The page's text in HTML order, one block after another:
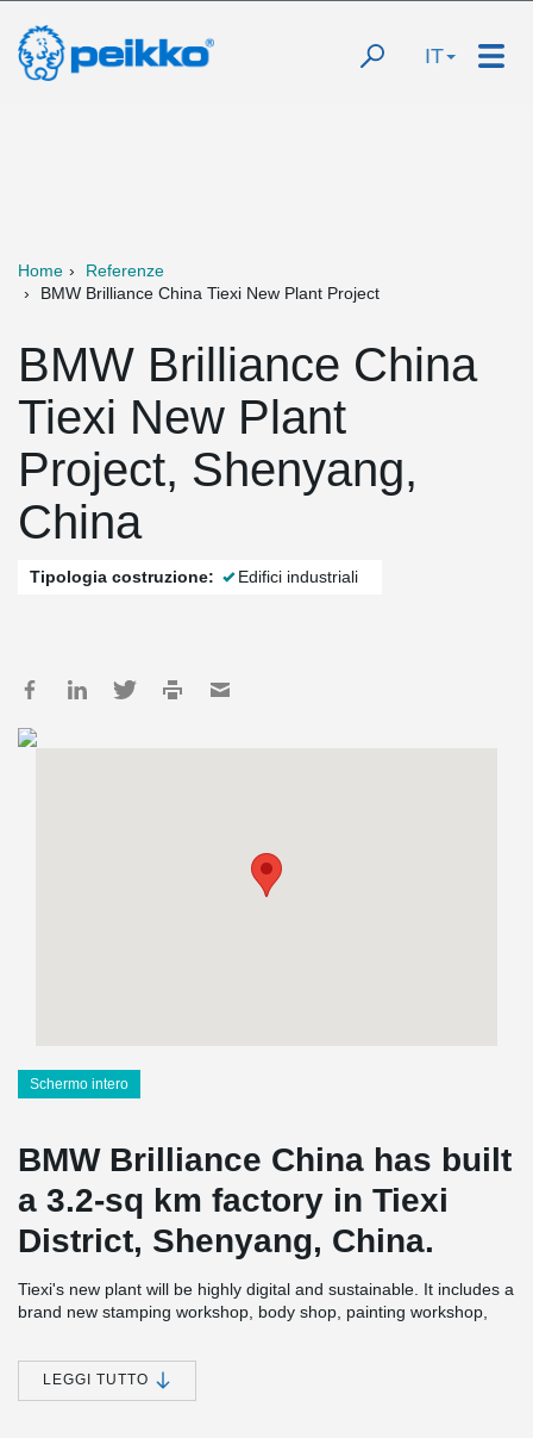
IT
Home
Referenze
BMW Brilliance China Tiexi New Plant Project
BMW Brilliance China
Tiexi New Plant
Project, Shenyang,
China
Tipologia costruzione: Edifici industriali
Schermo intero
BMW Brilliance China has built
a 3.2-sq km factory in Tiexi
District, Shenyang, China.
Tiexi's new plant will be highly digital and sustainable. It includes a
brand new stamping workshop, body shop, painting workshop,
which the biggest single workshop reaching 270,000 m
the size record in BMW Group globally.
LEGGI TUTTO